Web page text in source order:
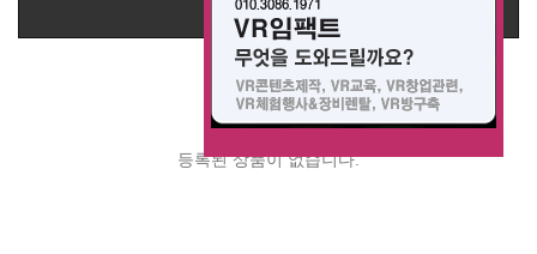
상품정렬
등록된 상품이 없습니다.